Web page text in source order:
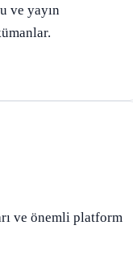
ve yayın
ve önemli platform